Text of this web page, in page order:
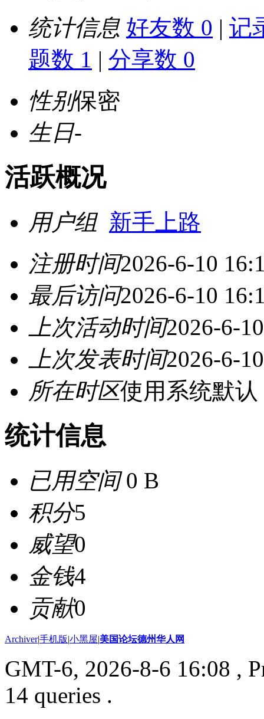
统计信息 好友数 0 | 记
题数 1 | 分享数 0
性别保密
生日-
活跃概况
用户组 新手上路
注册时间2026-6-10
最后访问2026-6-10
上次活动时间2026-6-
上次发表时间2026-6-
所在时区使用系统默认
统计信息
已用空间0 B
积分5
威望0
金钱4
贡献0
Archiver|手机版|小黑屋|美国论坛德州华人网
GMT-6, 2026-8-6 16:08 ,
14 queries .